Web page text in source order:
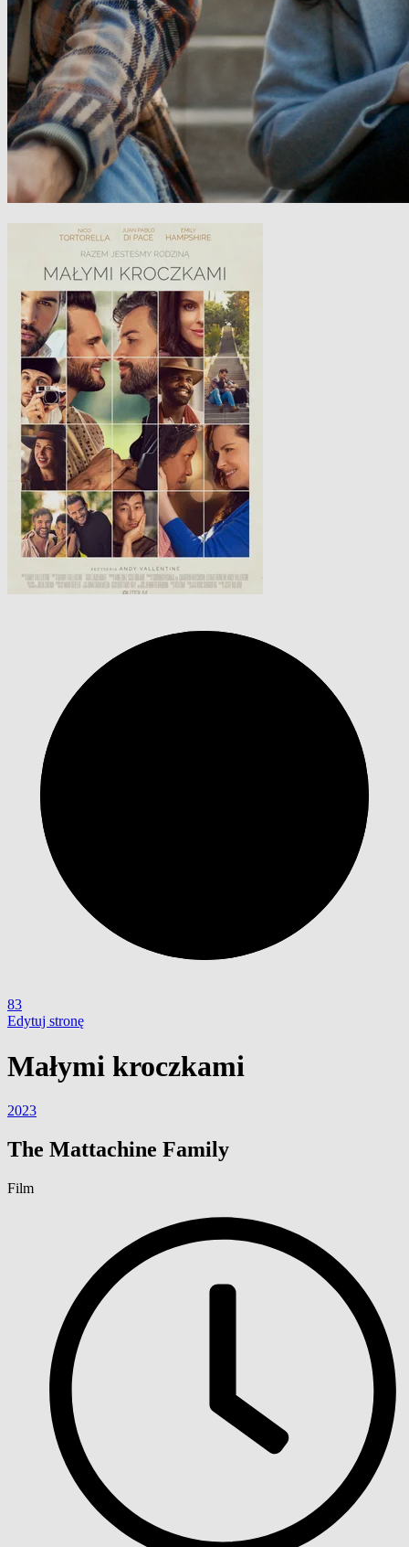
83
Edytuj stronę
Małymi kroczkami
2023
The Mattachine Family
Film